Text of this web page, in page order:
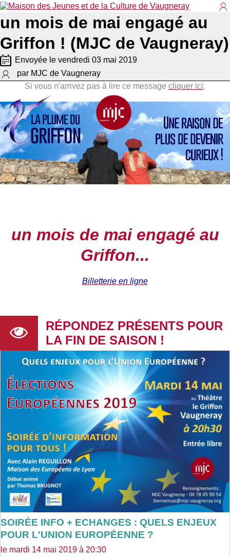
un mois de mai engagé au
Griffon ! (MJC de Vaugneray)
Envoyée le vendredi 03 mai 2019
par MJC de Vaugneray
Si vous n'arrivez pas à lire ce message cliquer ici.
un mois de mai engagé au
Griffon...
Billetterie en ligne
RÉPONDEZ PRÉSENTS POUR
LA FIN DE SAISON !
SOIRÉE INFO + ECHANGES : QUELS ENJEUX
POUR L'UNION EUROPÉENNE ?
le mardi 14 mai 2019 à 20:30